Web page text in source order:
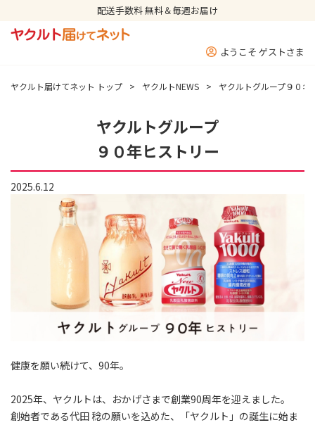
配送手数料 無料＆毎週お届け
ようこそ ゲストさま
ヤクルト届けてネット トップ > ヤクルトNEWS > ヤクルトグループ９０年
ヤクルトグループ
９０年ヒストリー
2025.6.12
健康を願い続けて、90年。
2025年、ヤクルトは、おかげさまで創業90周年を迎えました。
創始者である代田 稔の願いを込めた、「ヤクルト」の誕生に始ま